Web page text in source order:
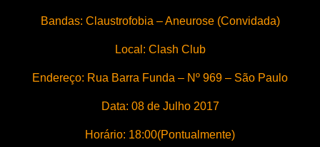
Bandas: Claustrofobia – Aneurose (Convidada)
Local: Clash Club
Endereço: Rua Barra Funda – Nº 969 – São Paulo
Data: 08 de Julho 2017
Horário: 18:00(Pontualmente)